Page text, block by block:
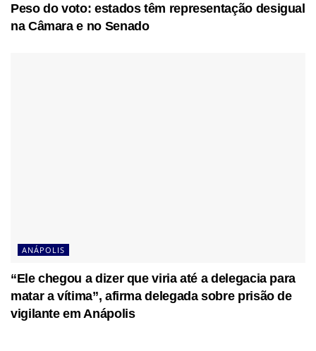
Peso do voto: estados têm representação desigual
na Câmara e no Senado
ANÁPOLIS
“Ele chegou a dizer que viria até a delegacia para
matar a vítima”, afirma delegada sobre prisão de
vigilante em Anápolis